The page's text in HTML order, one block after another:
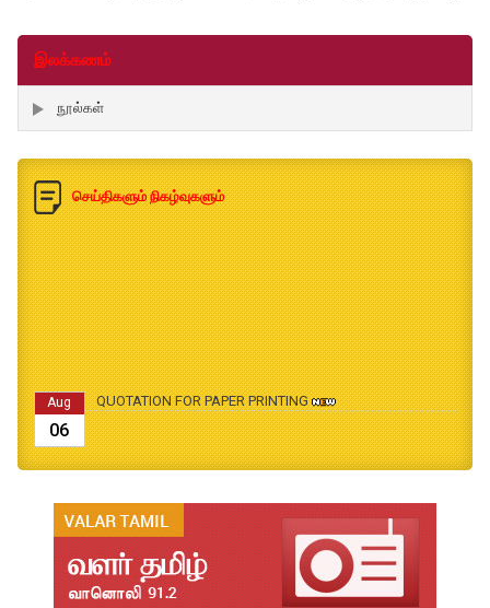
இலக்கணம்
நூல்கள்
செய்திகளும் நிகழ்வுகளும்
Aug
06
QUOTATION FOR PAPER PRINTING
04
Jul
31
தமிழ்க்கலை – தமிழியல் காலாண்டு ஆய்விதழ் - 2026